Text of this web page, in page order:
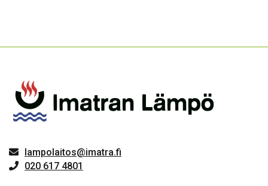
lampolaitos@imatra.fi
020 617 4801